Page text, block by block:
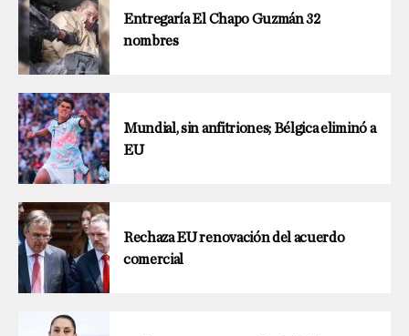
Entregaría El Chapo Guzmán 32
nombres
Mundial, sin anfitriones; Bélgica eliminó a
EU
Rechaza EU renovación del acuerdo
comercial